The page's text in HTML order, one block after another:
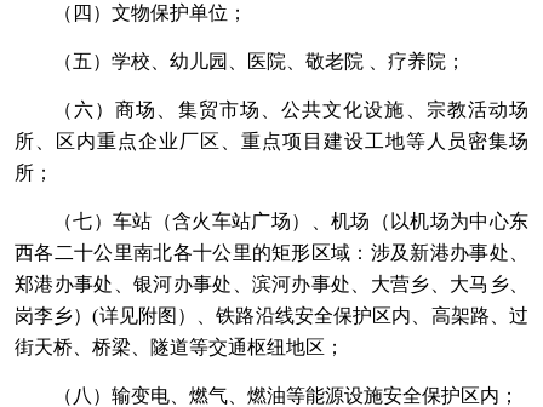
（四）文物保护单位；
（五）学校、幼儿园、医院、敬老院 、疗养院；
（六）商场、集贸市场、公共文化设施、宗教活动场
所、区内重点企业厂区、重点项目建设工地等人员密集场
所；
（七）车站（含火车站广场）、机场（以机场为中心东
西各二十公里南北各十公里的矩形区域：涉及新港办事处、
郑港办事处、银河办事处、滨河办事处、大营乡、大马乡、
岗李乡）(详见附图）、铁路沿线安全保护区内、高架路、过
街天桥、桥梁、隧道等交通枢纽地区；
（八）输变电、燃气、燃油等能源设施安全保护区内；